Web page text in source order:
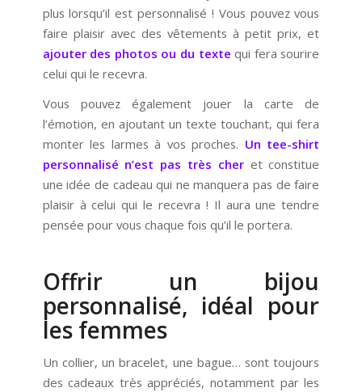
plus lorsqu’il est personnalisé ! Vous pouvez vous
faire plaisir avec des vêtements à petit prix, et
ajouter des photos ou du texte qui fera sourire
celui qui le recevra.
Vous pouvez également jouer la carte de
l’émotion, en ajoutant un texte touchant, qui fera
monter les larmes à vos proches. Un tee-shirt
personnalisé n’est pas très cheret constitue
une idée de cadeau qui ne manquera pas de faire
plaisir à celui qui le recevra ! Il aura une tendre
pensée pour vous chaque fois qu’il le portera.
Offrir un bijou
personnalisé, idéal pour
les femmes
Un collier, un bracelet, une bague… sont toujours
des cadeaux très appréciés, notamment par les